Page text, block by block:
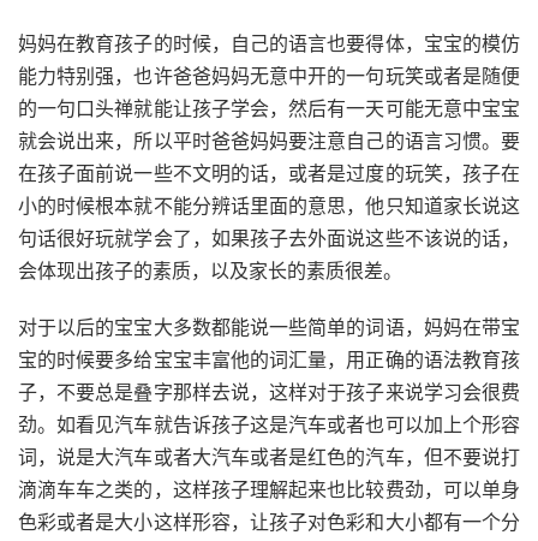
妈妈在教育孩子的时候，自己的语言也要得体，宝宝的模仿
能力特别强，也许爸爸妈妈无意中开的一句玩笑或者是随便
的一句口头禅就能让孩子学会，然后有一天可能无意中宝宝
就会说出来，所以平时爸爸妈妈要注意自己的语言习惯。要
在孩子面前说一些不文明的话，或者是过度的玩笑，孩子在
小的时候根本就不能分辨话里面的意思，他只知道家长说这
句话很好玩就学会了，如果孩子去外面说这些不该说的话，
会体现出孩子的素质，以及家长的素质很差。
对于以后的宝宝大多数都能说一些简单的词语，妈妈在带宝
宝的时候要多给宝宝丰富他的词汇量，用正确的语法教育孩
子，不要总是叠字那样去说，这样对于孩子来说学习会很费
劲。如看见汽车就告诉孩子这是汽车或者也可以加上个形容
词，说是大汽车或者大汽车或者是红色的汽车，但不要说打
滴滴车车之类的，这样孩子理解起来也比较费劲，可以单身
色彩或者是大小这样形容，让孩子对色彩和大小都有一个分